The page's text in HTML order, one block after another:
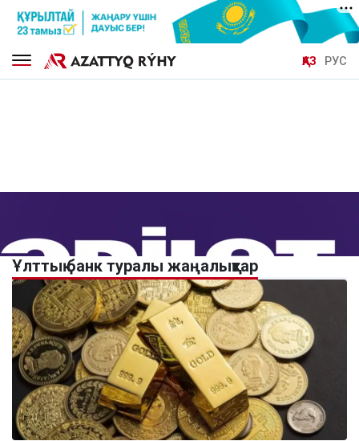
ҚАЗ РУС
Ұлттық банк туралы жаңалықтар